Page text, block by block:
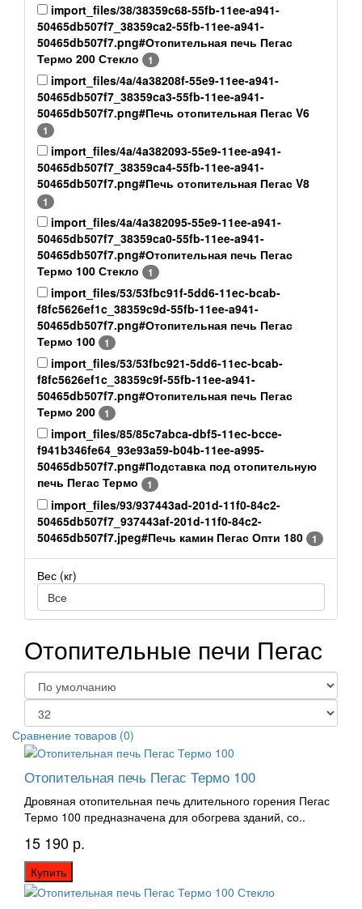
import_files/38/38359c68-55fb-11ee-a941-
50465db507f7_38359ca2-55fb-11ee-a941-
50465db507f7.png#Отопительная печь Пегас
Термо 200 Стекло
1
import_files/4a/4a38208f-55e9-11ee-a941-
50465db507f7_38359ca3-55fb-11ee-a941-
50465db507f7.png#Печь отопительная Пегас V6
1
import_files/4a/4a382093-55e9-11ee-a941-
50465db507f7_38359ca4-55fb-11ee-a941-
50465db507f7.png#Печь отопительная Пегас V8
1
import_files/4a/4a382095-55e9-11ee-a941-
50465db507f7_38359ca0-55fb-11ee-a941-
50465db507f7.png#Отопительная печь Пегас
Термо 100 Стекло
1
import_files/53/53fbc91f-5dd6-11ec-bcab-
f8fc5626ef1c_38359c9d-55fb-11ee-a941-
50465db507f7.png#Отопительная печь Пегас
Термо 100
1
import_files/53/53fbc921-5dd6-11ec-bcab-
f8fc5626ef1c_38359c9f-55fb-11ee-a941-
50465db507f7.png#Отопительная печь Пегас
Термо 200
1
import_files/85/85c7abca-dbf5-11ec-bcce-
f941b346fe64_93e93a59-b04b-11ee-a995-
50465db507f7.png#Подставка под отопительную
печь Пегас Термо
1
import_files/93/937443ad-201d-11f0-84c2-
50465db507f7_937443af-201d-11f0-84c2-
50465db507f7.jpeg#Печь камин Пегас Опти 180
1
Вес (кг)
Все
Отопительные печи Пегас
Сравнение товаров (0)
Отопительная печь Пегас Термо 100
Дровяная отопительная печь длительного горения Пегас
Термо 100 предназначена для обогрева зданий, со..
15 190 р.
Купить